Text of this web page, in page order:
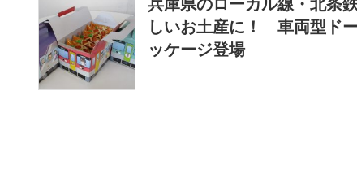
兵庫県のローカル線・北条
しいお土産に！ 車両型ド
ッケージ登場